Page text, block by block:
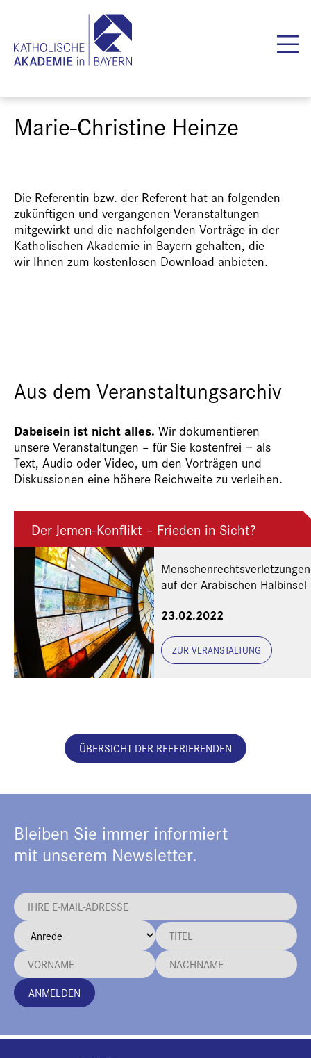
Marie-Christine Heinze
Die Referentin bzw. der Referent hat an folgenden
zukünftigen und vergangenen Veranstaltungen
mitgewirkt und die nachfolgenden Vorträge in der
Katholischen Akademie in Bayern gehalten, die
wir Ihnen zum kostenlosen Download anbieten.
Aus dem Veranstaltungsarchiv
Dabeisein ist nicht alles. Wir dokumentieren
unsere Veranstaltungen – für Sie kostenfrei − als
Text, Audio oder Video, um den Vorträgen und
Diskussionen eine höhere Reichweite zu verleihen.
Der Jemen-Konflikt – Frieden in Sicht?
Menschenrechtsverletzungen
auf der Arabischen Halbinsel
23.02.2022
ZUR VERANSTALTUNG
ÜBERSICHT DER REFERIERENDEN
Bleiben Sie immer informiert
mit unserem Newsletter.
ANMELDEN